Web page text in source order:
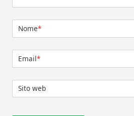
Nome*
Email*
Sito web